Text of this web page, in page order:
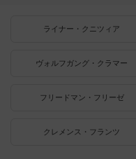
ライナー・クニツィア
ヴォルフガング・クラマー
フリードマン・フリーゼ
クレメンス・フランツ